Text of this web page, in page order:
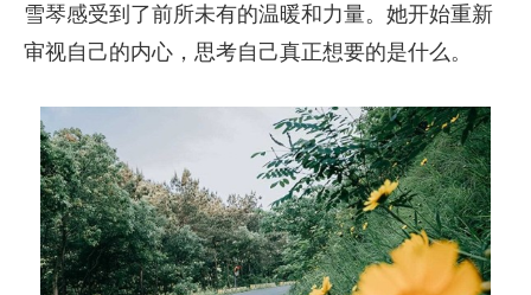
雪琴感受到了前所未有的温暖和力量。她开始重新
审视自己的内心，思考自己真正想要的是什么。